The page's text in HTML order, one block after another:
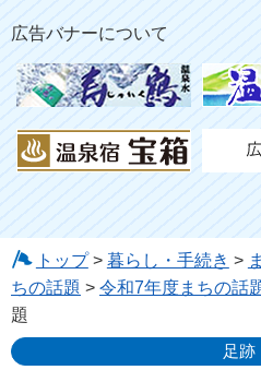
広告バナーについて
トップ> 暮らし・手続き >
ちの話題 > 令和7年度まちの話
題
足跡